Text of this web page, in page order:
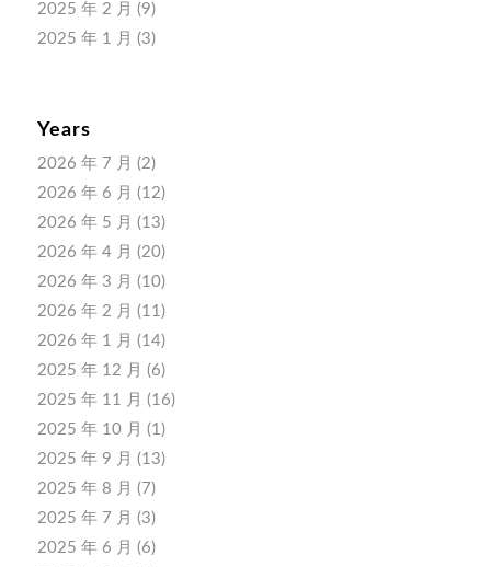
2025 年 2 月 (9)
2025 年 1 月 (3)
Years
2026 年 7 月 (2)
2026 年 6 月 (12)
2026 年 5 月 (13)
2026 年 4 月 (20)
2026 年 3 月 (10)
2026 年 2 月 (11)
2026 年 1 月 (14)
2025 年 12 月 (6)
2025 年 11 月 (16)
2025 年 10 月 (1)
2025 年 9 月 (13)
2025 年 8 月 (7)
2025 年 7 月 (3)
2025 年 6 月 (6)